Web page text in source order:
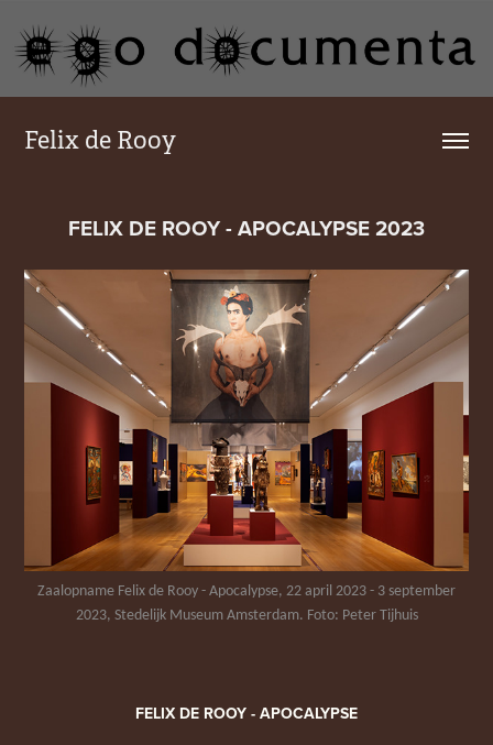
Felix de Rooy
FELIX DE ROOY - APOCALYPSE 2023
Zaalopname Felix de Rooy - Apocalypse, 22 april 2023 - 3 september
2023, Stedelijk Museum Amsterdam. Foto: Peter Tijhuis
FELIX DE ROOY - APOCALYPSE